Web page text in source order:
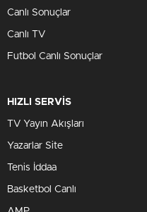
Canlı Sonuçlar
Canlı TV
Futbol Canlı Sonuçlar
HIZLI SERVİS
TV Yayın Akışları
Yazarlar Site
Tenis İddaa
Basketbol Canlı